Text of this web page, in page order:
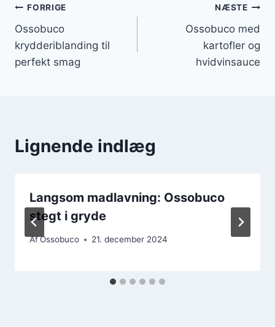
Indlægsnavigation
FORRIGE
Ossobuco
krydderiblanding til
perfekt smag
NÆSTE
Ossobuco med
kartofler og
hvidvinsauce
Lignende indlæg
Langsom madlavning: Ossobuco
stegt i gryde
AfOssobuco 21. december 2024